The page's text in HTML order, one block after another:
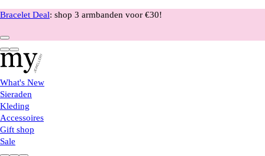
Bracelet Deal: shop 3 armbanden voor €30!
What's New
Sieraden
Kleding
Accessoires
Gift shop
Sale